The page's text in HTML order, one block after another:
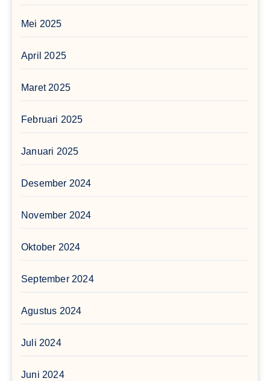
Mei 2025
April 2025
Maret 2025
Februari 2025
Januari 2025
Desember 2024
November 2024
Oktober 2024
September 2024
Agustus 2024
Juli 2024
Juni 2024